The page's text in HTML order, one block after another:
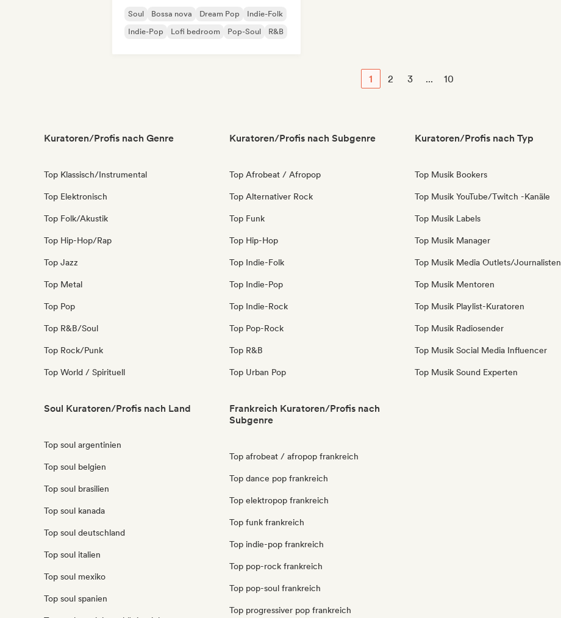
Soul Bossa nova Dream Pop
Indie-Folk
Indie-Pop
Lofi bedroom Pop-Soul R&B
1 2 3 ... 10
Kuratoren/Profis nach Genre
Top Klassisch/Instrumental
Top Elektronisch
Top Folk/Akustik
Top Hip-Hop/Rap
Top Jazz
Top Metal
Top Pop
Top R&B/Soul
Top Rock/Punk
Top World / Spirituell
Kuratoren/Profis nach Subgenre
Top Afrobeat / Afropop
Top Alternativer Rock
Top Funk
Top Hip-Hop
Top Indie-Folk
Top Indie-Pop
Top Indie-Rock
Top Pop-Rock
Top R&B
Top Urban Pop
Kuratoren/Profis nach Typ
Top Musik Bookers
Top Musik YouTube/Twitch -Kanäle
Top Musik Labels
Top Musik Manager
Top Musik Media Outlets/Journalisten
Top Musik Mentoren
Top Musik Playlist-Kuratoren
Top Musik Radiosender
Top Musik Social Media Influencer
Top Musik Sound Experten
Soul Kuratoren/Profis nach Land
Top soul argentinien
Top soul belgien
Top soul brasilien
Top soul kanada
Top soul deutschland
Top soul italien
Top soul mexiko
Top soul spanien
Frankreich Kuratoren/Profis nach
Subgenre
Top afrobeat / afropop frankreich
Top dance pop frankreich
Top elektropop frankreich
Top funk frankreich
Top indie-pop frankreich
Top pop-rock frankreich
Top pop-soul frankreich
Top progressiver pop frankreich